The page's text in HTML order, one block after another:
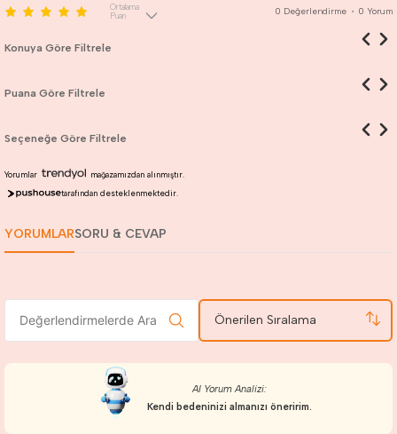
Ortalama
Puan
0 Değerlendirme • 0 Yorum
Konuya Göre Filtrele
Puana Göre Filtrele
Seçeneğe Göre Filtrele
Yorumlar
mağazamızdan alınmıştır.
tarafından desteklenmektedir.
YORUMLARSORU & CEVAP
Önerilen Sıralama
AI Yorum Analizi:
Kendi bedeninizi almanızı öneririm.